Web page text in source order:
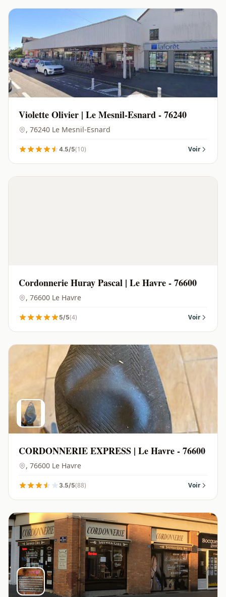
Violette Olivier | Le Mesnil-Esnard - 76240
, 76240 Le Mesnil-Esnard
4.5/5(10) Voir
Cordonnerie Huray Pascal | Le Havre - 76600
, 76600 Le Havre
5/5(4) Voir
CORDONNERIE EXPRESS | Le Havre - 76600
, 76600 Le Havre
3.5/5(88) Voir